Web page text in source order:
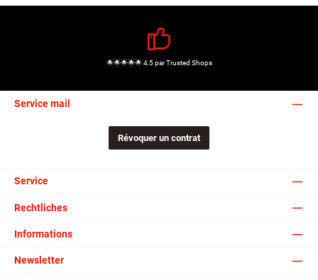
🌟🌟🌟🌟🌟 4,5 par Trusted Shops
Service mail
Révoquer un contrat
Service
Rechtliches
Informations
Newsletter